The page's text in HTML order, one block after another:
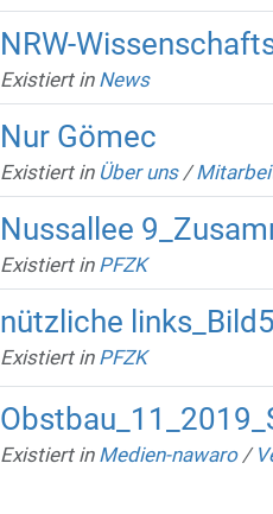
NRW-
Existiert in News
Nur Gömec
Existiert in Über uns /
Nussallee
Existiert in PFZK
nützliche
Existiert in PFZK
Existiert in Medien-nawaro /